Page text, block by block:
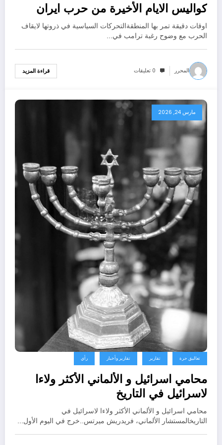
كواليس الايام الأخيرة من حرب ايران
اوقات دقيقة تمر بها المنطقةالتحركات السياسية في ذروتها لايقاف
الحرب مع وضوح رغبة ترامب في…
المحرر 0 تعليقات قراءة المزيد
مارس 24, 2026
تعاليق حرة تقارير تقارير وأخبار رأي
محامي اسرائيل و الألماني الأكثر ولاءا
لاسرائيل في التاريخ
محامي اسرائيل و الألماني الأكثر ولاءا لاسرائيل في
التاريخالمستشار الألماني، فريدريش ميرتس..خرج في اليوم الأول…